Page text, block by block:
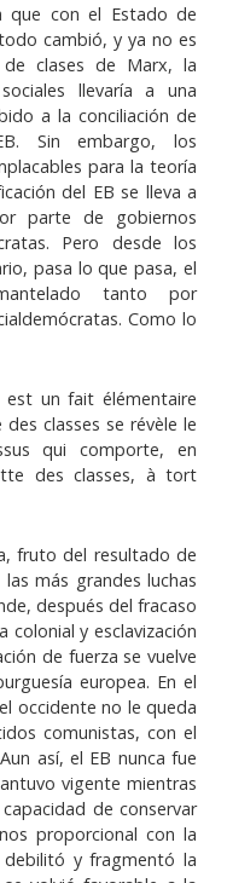
que con el Estado de
cambió, y ya no es
clases de Marx, la
llevaría a una
a la conciliación de
Sin embargo, los
para la teoría
del EB se lleva a
parte de gobiernos
Pero desde los
pasa lo que pasa, el
tanto por
Como lo
est un fait élémentaire
classes se révèle le
qui comporte, en
des classes, à tort
fruto del resultado de
más grandes luchas
después del fracaso
y esclavización
de fuerza se vuelve
europea. En el
occidente no le queda
comunistas, con el
así, el EB nunca fue
vigente mientras
de conservar
proporcional con la
debilitó y fragmentó la